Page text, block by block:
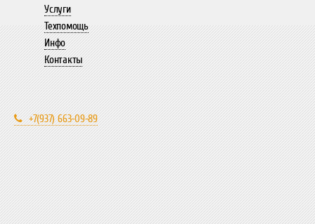
Услуги
Техпомощь
Инфо
Контакты
+7(937) 663-09-89